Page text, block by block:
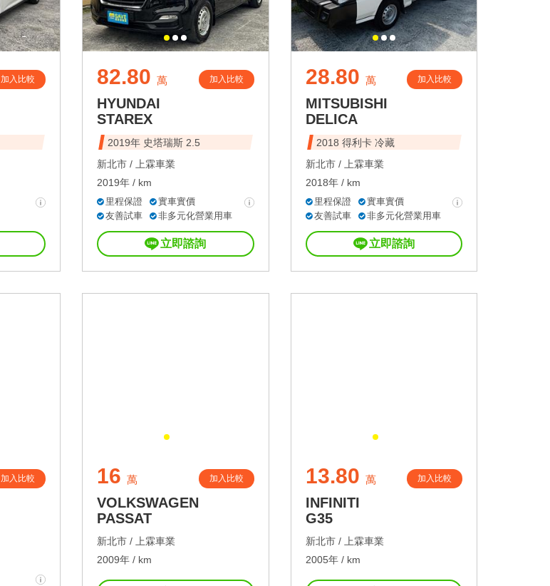
加入比較 82.80 萬 加入比較
HYUNDAI
STAREX
2019年 史塔瑞斯 2.5
新北市 /
上霖車業
2019年 / km
里程保證
實車實價
友善試車
非多元化營業用車
立即諮詢
28.80 萬 加入比較
MITSUBISHI
DELICA
2018 得利卡 冷藏
新北市 /
上霖車業
2018年 / km
里程保證
實車實價
友善試車
非多元化營業用車
立即諮詢
加入比較 16 萬 加入比較
VOLKSWAGEN
PASSAT
新北市 /
上霖車業
2009年 / km
13.80 萬 加入比較
INFINITI
G35
新北市 /
上霖車業
2005年 / km